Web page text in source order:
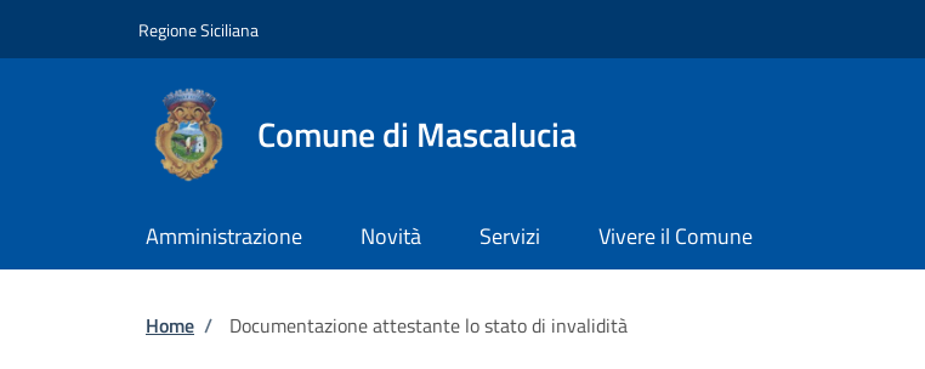
Regione Siciliana
Comune di Mascalucia
Amministrazione Novità Servizi Vivere il Comune
Briciole di pane
Home / Documentazione attestante lo stato di invalidità